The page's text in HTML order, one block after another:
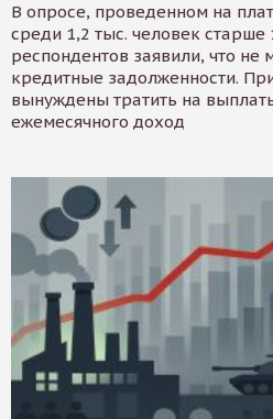
В опросе, проведенном на
среди 1,2 тыс. человек старше
респондентов заявили, что не
кредитные задолженности.
вынуждены тратить на
ежемесячного доход